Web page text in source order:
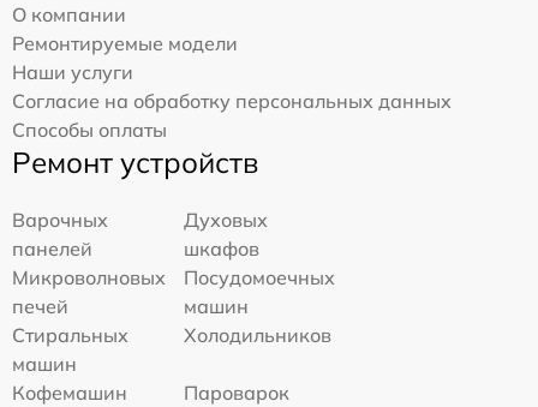
О компании
Ремонтируемые модели
Наши услуги
Согласие на обработку персональных данных
Способы оплаты
Ремонт устройств
Варочных
панелей
Духовых
шкафов
Микроволновых
печей
Посудомоечных
машин
Стиральных
машин
Холодильников
Кофемашин
Пароварок